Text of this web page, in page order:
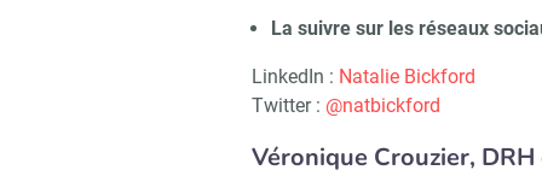
La suivre sur les réseaux
LinkedIn : Natalie Bickford
Twitter : @natbickford
Véronique Crouzier,